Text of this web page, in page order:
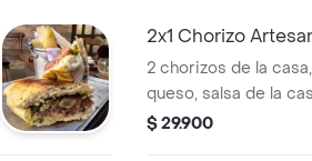
2x1 Chorizo
2 chorizos de la
queso, salsa de la
$ 29.900